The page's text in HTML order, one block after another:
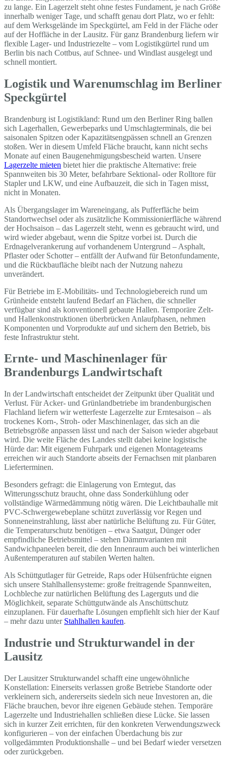
zu lange. Ein Lagerzelt steht ohne festes Fundament, je nach Größe
innerhalb weniger Tage, und schafft genau dort Platz, wo er fehlt:
auf dem Werksgelände im Speckgürtel, am Feld in der Fläche oder
auf der Hoffläche in der Lausitz. Für ganz Brandenburg liefern wir
flexible Lager- und Industriezelte – vom Logistikgürtel rund um
Berlin bis nach Cottbus, auf Schnee- und Windlast ausgelegt und
schnell montiert.
Logistik und Warenumschlag im Berliner
Speckgürtel
Brandenburg ist Logistikland: Rund um den Berliner Ring ballen
sich Lagerhallen, Gewerbeparks und Umschlagterminals, die bei
saisonalen Spitzen oder Kapazitätsengpässen schnell an Grenzen
stoßen. Wer in diesem Umfeld Fläche braucht, kann nicht sechs
Monate auf einen Baugenehmigungsbescheid warten. Unsere
Lagerzelte mieten bietet hier die praktische Alternative: freie
Spannweiten bis 30 Meter, befahrbare Sektional- oder Rolltore für
Stapler und LKW, und eine Aufbauzeit, die sich in Tagen misst,
nicht in Monaten.
Als Übergangslager im Wareneingang, als Pufferfläche beim
Standortwechsel oder als zusätzliche Kommissionierfläche während
der Hochsaison – das Lagerzelt steht, wenn es gebraucht wird, und
wird wieder abgebaut, wenn die Spitze vorbei ist. Durch die
Erdnagelverankerung auf vorhandenem Untergrund – Asphalt,
Pflaster oder Schotter – entfällt der Aufwand für Betonfundamente,
und die Rückbaufläche bleibt nach der Nutzung nahezu
unverändert.
Für Betriebe im E-Mobilitäts- und Technologiebereich rund um
Grünheide entsteht laufend Bedarf an Flächen, die schneller
verfügbar sind als konventionell gebaute Hallen. Temporäre Zelt-
und Hallenkonstruktionen überbrücken Anlaufphasen, nehmen
Komponenten und Vorprodukte auf und sichern den Betrieb, bis
feste Infrastruktur steht.
Ernte- und Maschinenlager für
Brandenburgs Landwirtschaft
In der Landwirtschaft entscheidet der Zeitpunkt über Qualität und
Verlust. Für Acker- und Grünlandbetriebe im brandenburgischen
Flachland liefern wir wetterfeste Lagerzelte zur Erntesaison – als
trockenes Korn-, Stroh- oder Maschinenlager, das sich an die
Betriebsgröße anpassen lässt und nach der Saison wieder abgebaut
wird. Die weite Fläche des Landes stellt dabei keine logistische
Hürde dar: Mit eigenem Fuhrpark und eigenen Montageteams
erreichen wir auch Standorte abseits der Fernachsen mit planbaren
Lieferterminen.
Besonders gefragt: die Einlagerung von Erntegut, das
Witterungsschutz braucht, ohne dass Sonderkühlung oder
vollständige Wärmedämmung nötig wären. Die Leichtbauhalle mit
PVC-Schwergewebeplane schützt zuverlässig vor Regen und
Sonneneinstrahlung, lässt aber natürliche Belüftung zu. Für Güter,
die Temperaturschutz benötigen – etwa Saatgut, Dünger oder
empfindliche Betriebsmittel – stehen Dämmvarianten mit
Sandwichpaneelen bereit, die den Innenraum auch bei winterlichen
Außentemperaturen auf stabilen Werten halten.
Als Schüttgutlager für Getreide, Raps oder Hülsenfrüchte eignen
sich unsere Stahlhallensysteme: große freitragende Spannweiten,
Lochbleche zur natürlichen Belüftung des Lagerguts und die
Möglichkeit, separate Schüttgutwände als Anschüttschutz
einzuplanen. Für dauerhafte Lösungen empfiehlt sich hier der Kauf
– mehr dazu unter Stahlhallen kaufen.
Industrie und Strukturwandel in der
Lausitz
Der Lausitzer Strukturwandel schafft eine ungewöhnliche
Konstellation: Einerseits verlassen große Betriebe Standorte oder
verkleinern sich, andererseits siedeln sich neue Investoren an, die
Fläche brauchen, bevor ihre eigenen Gebäude stehen. Temporäre
Lagerzelte und Industriehallen schließen diese Lücke. Sie lassen
sich in kurzer Zeit errichten, für den konkreten Verwendungszweck
konfigurieren – von der einfachen Überdachung bis zur
vollgedämmten Produktionshalle – und bei Bedarf wieder versetzen
oder zurückgeben.